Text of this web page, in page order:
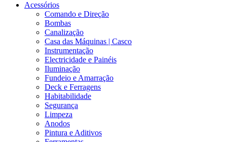
Acessórios
Comando e Direção
Bombas
Canalização
Casa das Máquinas | Casco
Instrumentação
Electricidade e Painéis
Iluminação
Fundeio e Amarração
Deck e Ferragens
Habitabilidade
Segurança
Limpeza
Anodos
Pintura e Aditivos